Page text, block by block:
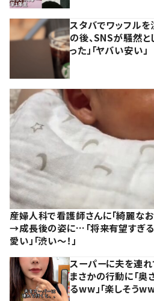
スタバでワッフルを
の後、SNSが騒然
った」「ヤバい安い」
産婦人科で看護師さんに「綺麗なお
→成長後の姿に…「将来有望すぎる
愛い」「渋い～！」
スーパーに夫を連れ
まさかの行動に「奥
るww」「楽しそうww